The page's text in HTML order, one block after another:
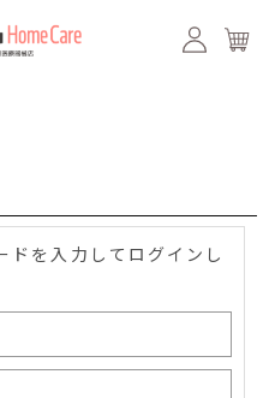
ドを入力してログインし